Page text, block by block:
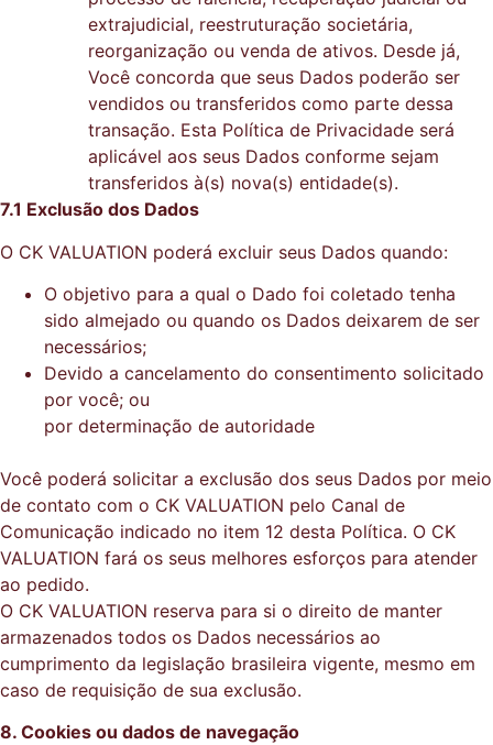
extrajudicial, reestruturação societária,
reorganização ou venda de ativos. Desde já,
Você concorda que seus Dados poderão ser
vendidos ou transferidos como parte dessa
transação. Esta Política de Privacidade será
aplicável aos seus Dados conforme sejam
transferidos à(s) nova(s) entidade(s).
7.1 Exclusão dos Dados
O CK VALUATION poderá excluir seus Dados quando:
O objetivo para a qual o Dado foi coletado tenha
sido almejado ou quando os Dados deixarem de ser
necessários;
Devido a cancelamento do consentimento solicitado
por você; ou
por determinação de autoridade
Você poderá solicitar a exclusão dos seus Dados por meio
de contato com o CK VALUATION pelo Canal de
Comunicação indicado no item 12 desta Política. O CK
VALUATION fará os seus melhores esforços para atender
ao pedido.
O CK VALUATION reserva para si o direito de manter
armazenados todos os Dados necessários ao
cumprimento da legislação brasileira vigente, mesmo em
caso de requisição de sua exclusão.
8. Cookies ou dados de navegação